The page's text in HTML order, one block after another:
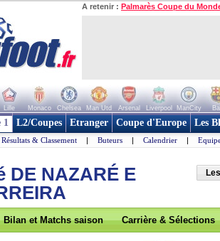
A retenir : Palmarès Coupe du
Lille Monaco Chelsea Man Utd Arsenal Liverpool ManCity
1 L2/Coupes Etranger Coupe d'Europe Les
Résultats & Classement | Buteurs | Calendrier |
DE NAZARÉ E
Bilan et Matchs saison Carrière & Sélections